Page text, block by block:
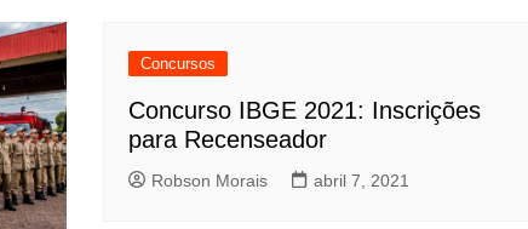
Concursos
Concurso IBGE 2021: Inscrições
para Recenseador
Robson Morais abril 7, 2021